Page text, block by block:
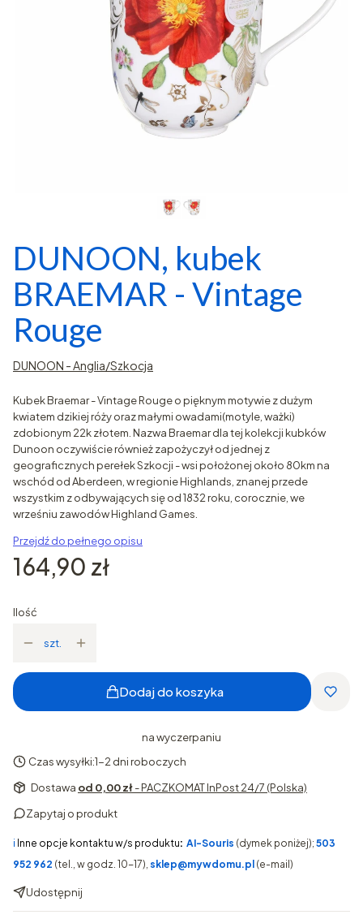
DUNOON, kubek
BRAEMAR - Vintage
Rouge
DUNOON - Anglia/Szkocja
Kubek Braemar - Vintage Rouge o pięknym motywie z dużym
kwiatem dzikiej róży oraz małymi owadami(motyle, ważki)
zdobionym 22k złotem. Nazwa Braemar dla tej kolekcji kubków
Dunoon oczywiście również zapożyczył od jednej z
geograficznych perełek Szkocji - wsi położonej około 80km na
wschód od Aberdeen, w regionie Highlands, znanej przede
wszystkim z odbywających się od 1832 roku, corocznie, we
wrześniu zawodów Highland Games.
Przejdź do pełnego opisu
Cena
164,90 zł
Ilość
szt.
Dodaj do koszyka
na wyczerpaniu
Czas wysyłki:1-2 dni roboczych
Dostawa od 0,00 zł- PACZKOMAT InPost 24/7 (Polska)
Zapytaj o produkt
ℹ️ Inne opcje kontaktu w/s produktu: AI-Souris (dymek poniżej); 503
952 962 (tel., w godz. 10-17), sklep@mywdomu.pl (e-mail)
Udostępnij